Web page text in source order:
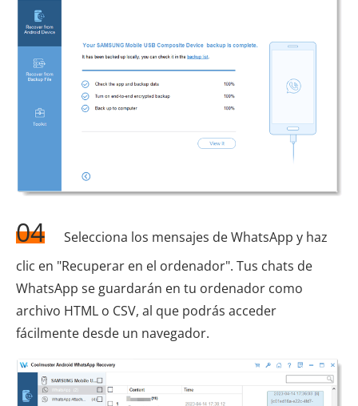
04
Selecciona los mensajes de WhatsApp y haz
clic en "Recuperar en el ordenador". Tus chats de
WhatsApp se guardarán en tu ordenador como
archivo HTML o CSV, al que podrás acceder
fácilmente desde un navegador.